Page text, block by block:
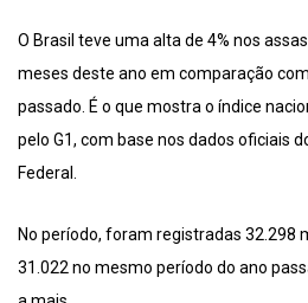
O Brasil teve uma alta de 4% nos
meses deste ano em comparação
passado. É o que mostra o índice
pelo G1, com base nos dados oficiais
Federal.
No período, foram registradas 32.298
31.022 no mesmo período do ano